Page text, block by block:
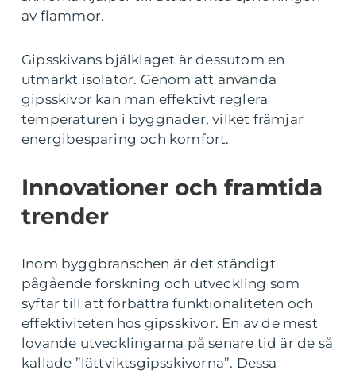
av flammor.
Gipsskivans bjälklaget är dessutom en
utmärkt isolator. Genom att använda
gipsskivor kan man effektivt reglera
temperaturen i byggnader, vilket främjar
energibesparing och komfort.
Innovationer och framtida
trender
Inom byggbranschen är det ständigt
pågående forskning och utveckling som
syftar till att förbättra funktionaliteten och
effektiviteten hos gipsskivor. En av de mest
lovande utvecklingarna på senare tid är de så
kallade ”lättviktsgipsskivorna”. Dessa